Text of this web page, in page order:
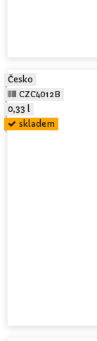
Česko
CZC4012B
0,33 l
skladem